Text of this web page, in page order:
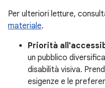
Per ulteriori letture,
materiale.
Priorità
un pubblico
disabilità visiva.
esigenze e le